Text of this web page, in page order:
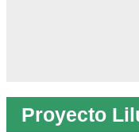
Proyecto